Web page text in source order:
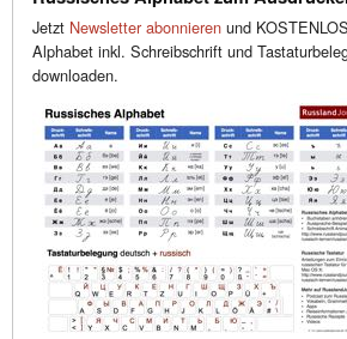
Jetzt Newsletter abonnieren und
Alphabet inkl. Schreibschrift und
downloaden.